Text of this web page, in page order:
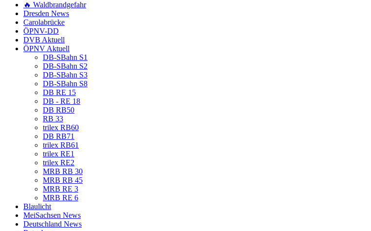
🔥 Waldbrandgefahr
Dresden News
Carolabrücke
ÖPNV-DD
DVB Aktuell
ÖPNV Aktuell
DB-SBahn S1
DB-SBahn S2
DB-SBahn S3
DB-SBahn S8
DB RE 15
DB - RE 18
DB RB50
RB 33
trilex RB60
DB RB71
trilex RB61
trilex RE1
trilex RE2
MRB RB 30
MRB RB 45
MRB RE 3
MRB RE 6
Blaulicht
MeiSachsen News
Deutschland News